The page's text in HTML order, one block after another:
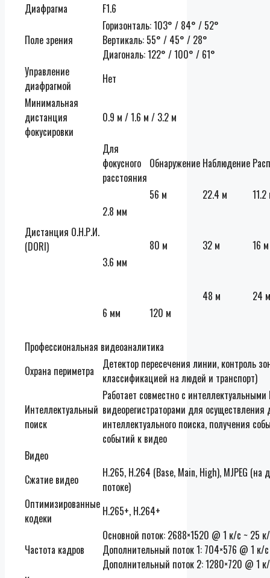
Диафрагма
F1.6
Поле зрения
Горизонталь: 103° / 84° / 52°
Вертикаль: 55° / 45° / 28°
Диагональ: 122° / 100° / 61°
Управление
диафрагмой
Нет
Минимальная
дистанция
фокусировки
0.9 м / 1.6 м / 3.2 м
Дистанция О.Н.Р.И.
(DORI)
Для
фокусного
расстояния
Обнаружение Наблюдение
2.8 мм
56 м 22.4 м
3.6 мм
80 м 32 м 16 м
6 мм 120 м
48 м 24 м
Профессиональная видеоаналитика
Охрана периметра
Детектор пересечения линии, контроль
классификацией на людей и транспорт)
Интеллектуальный
поиск
Работает совместно с интеллектуальными
видеорегистраторами для осуществления
интеллектуального поиска, получения
событий к видео
Видео
Сжатие видео
H.265, H.264 (Base, Main, High), MJPEG (на
потоке)
Оптимизированные
кодеки
H.265+, H.264+
Частота кадров
Основной поток: 2688×1520 @ 1 к/с ~ 25
Дополнительный поток 1: 704×576 @ 1 к/
Дополнительный поток 2: 1280×720 @ 1